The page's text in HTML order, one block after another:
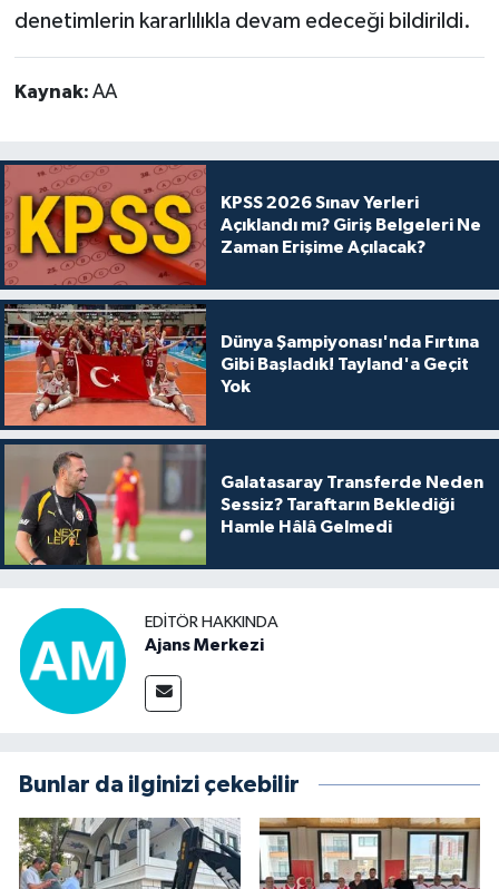
denetimlerin kararlılıkla devam edeceği bildirildi.
Kaynak: AA
KPSS 2026 Sınav Yerleri
Açıklandı mı? Giriş Belgeleri Ne
Zaman Erişime Açılacak?
Dünya Şampiyonası'nda Fırtına
Gibi Başladık! Tayland'a Geçit
Yok
Galatasaray Transferde Neden
Sessiz? Taraftarın Beklediği
Hamle Hâlâ Gelmedi
EDITÖR HAKKINDA
Ajans Merkezi
Bunlar da ilginizi çekebilir